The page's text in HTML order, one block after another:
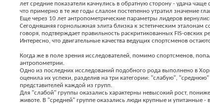
лет средние показатели качнулись в обратную сторону - удача
что примерно в те же годы слалом постепенно утратил значение
Еще через 10 лет антропометрические параметры лидеров
Сегодняшняя горнолыжная элита близка к эстетическим
говоря, подтверждает правильность раскритикованных FIS-овских
Интересно, что двигательные качества ведущих спортсменов
Когда же в поле зрения исследователей, помимо спортсменов,
антропометрии.
Одно из последних исследований подобного рода выполнено в
оценила их успехи, разделив на три категории: "слабую",
представителей каждой из групп.
Для "слабой" группы оказались характерны невысокий рост,
животе. В "средней" группе оказались люди крупные и упитанные